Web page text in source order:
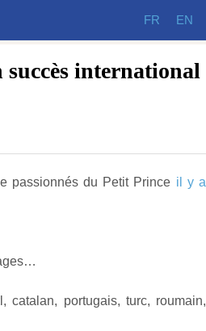
FR EN
international
passionnés du Petit Prince il y a
portugais, turc, roumain,